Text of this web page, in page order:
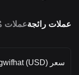
عملات رائجةعملات
سعر dogwifhat (USD)